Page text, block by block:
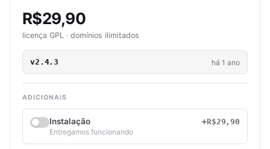
R$29,90
licença GPL · domínios ilimitados
v2.4.3 há 1 ano
ADICIONAIS
Instalação
+R$29,90
Entregamos funcionando